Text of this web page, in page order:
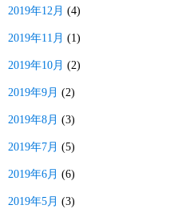
2019年12月 (4)
2019年11月 (1)
2019年10月 (2)
2019年9月 (2)
2019年8月 (3)
2019年7月 (5)
2019年6月 (6)
2019年5月 (3)